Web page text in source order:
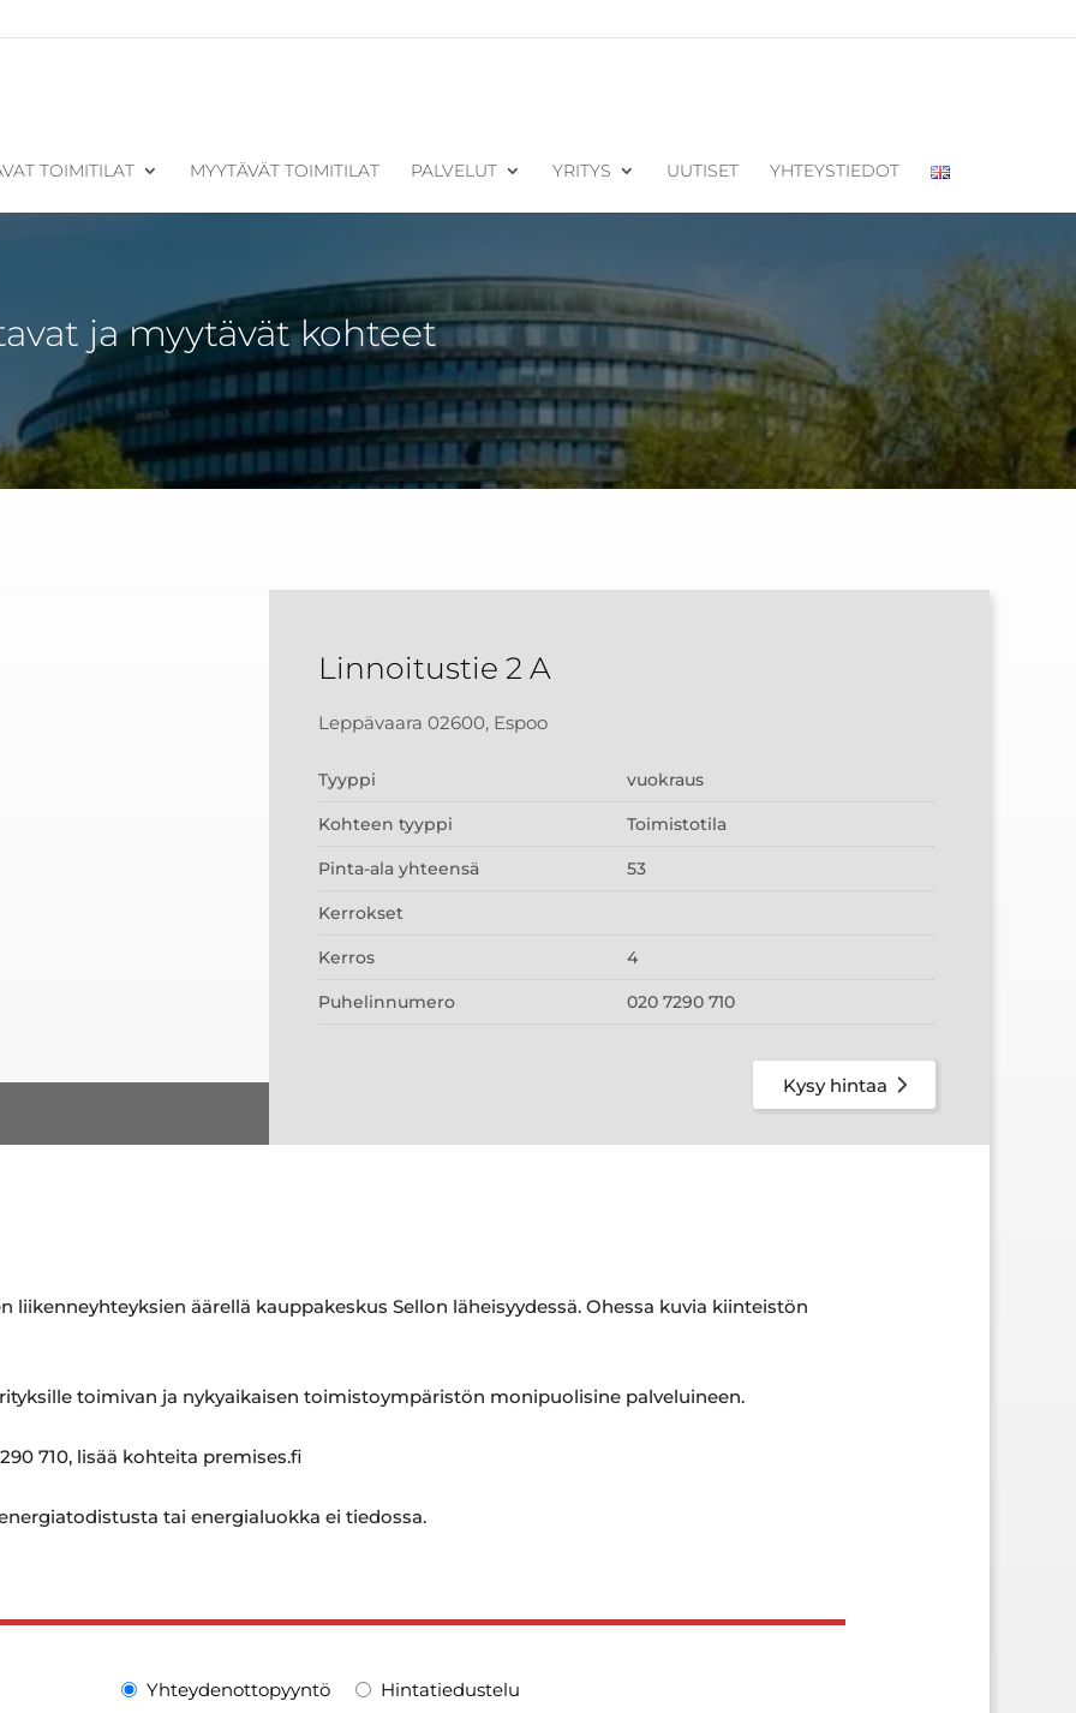
TOIMITILAT MYYTÄVÄT TOIMITILAT PALVELUT YRITYS UUTISET YHTEYSTIEDOT
ja myytävät kohteet
Linnoitustie 2 A
Leppävaara 02600, Espoo
Tyyppi vuokraus
Kohteen tyyppi Toimistotila
Pinta-ala yhteensä 53
Kerrokset
Kerros 4
Puhelinnumero 020 7290 710
Kysy hintaa
liikenneyhteyksien äärellä kauppakeskus Sellon läheisyydessä. Ohessa kuvia kiinteistön
toimivan ja nykyaikaisen toimistoympäristön monipuolisine palveluineen.
710, lisää kohteita premises.fi
tai energialuokka ei tiedossa.
Yhteydenottopyyntö Hintatiedustelu